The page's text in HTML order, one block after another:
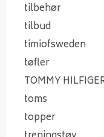
tilbehør
tilbud
timiofsweden
tøfler
TOMMY
toms
topper